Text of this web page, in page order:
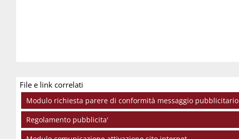
File e link correlati
Modulo richiesta parere di conformità messaggio pubblicitario
Regolamento pubblicita'